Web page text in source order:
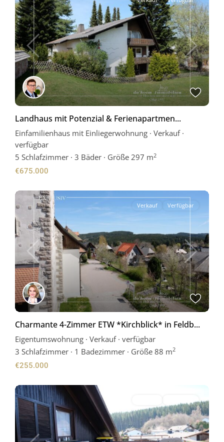
Previous Next
Landhaus mit Potenzial & Ferienapartmen...
Einfamilienhaus mit Einliegerwohnung · Verkauf·
verfügbar
5 Schlafzimmer · 3 Bäder · Größe 297 m2
€675.000
Previous Next
Verkauf Verfügbar
Charmante 4-Zimmer ETW *Kirchblick* in Feldb...
Eigentumswohnung · Verkauf· verfügbar
3 Schlafzimmer · 1 Badezimmer · Größe 88 m2
€255.000